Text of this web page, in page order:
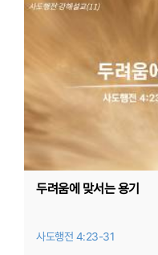
두려움에 맞서는 용기
사도행전 4:23-31